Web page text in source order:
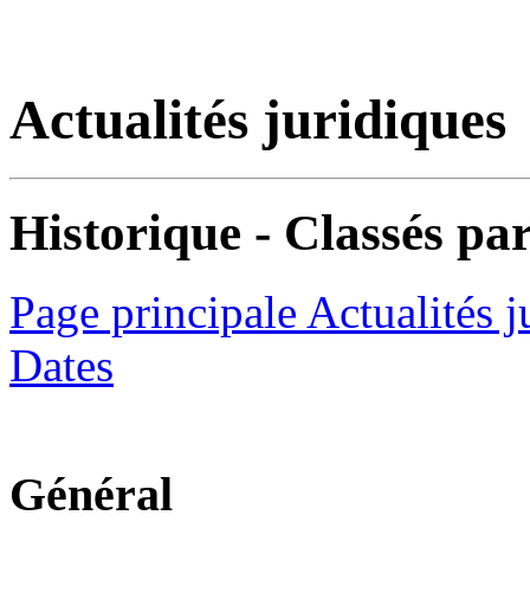
Actualités juridiques
Historique - Classés
Page principale Actualités
Dates
Général